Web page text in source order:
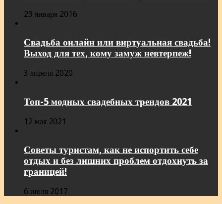
29 января 2016
Свадьба онлайн или виртуальная свадьба!
Выход для тех, кому замуж невтерпеж!
3 апреля 2020
Топ-5 модных свадебных трендов 2021
12 мая 2021
Советы туристам, как не испортить себе
отдых и без лишних проблем отдохнуть за
границей!
6 июля 2017